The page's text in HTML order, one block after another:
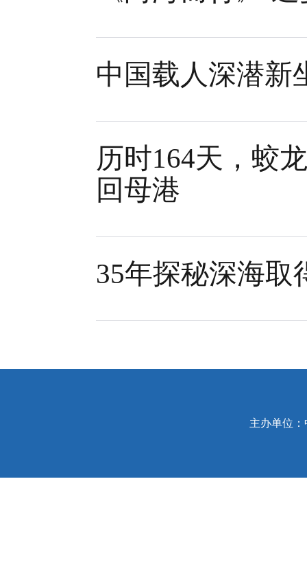
中国载人深潜新
历时164天，蛟
回母港
35年探秘深海取
主办单位